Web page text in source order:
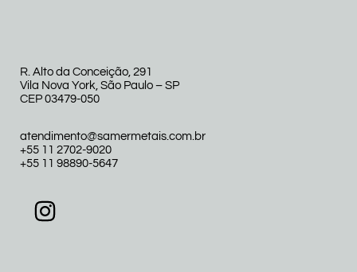
R. Alto da Conceição, 291
Vila Nova York, São Paulo – SP
CEP 03479-050
atendimento@samermetais.com.br
+55 11 2702-9020
+55 11 98890-5647